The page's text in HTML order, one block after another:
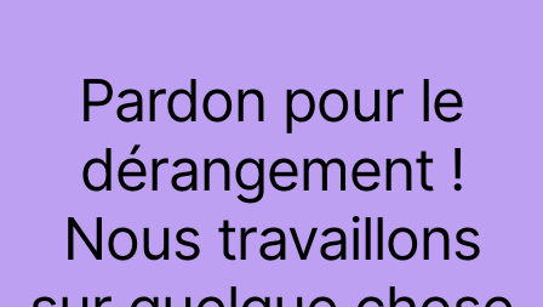
Pardon pour le
dérangement !
Nous travaillons